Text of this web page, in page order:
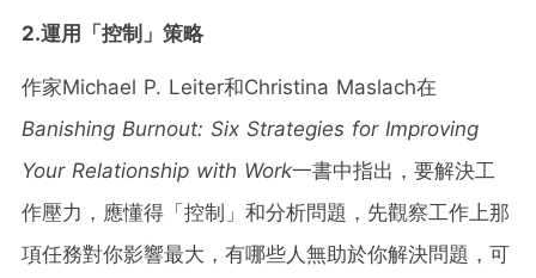
2.運用「控制」策略
作家Michael P. Leiter和Christina Maslach在
Banishing Burnout: Six Strategies for Improving
Your Relationship with Work一書中指出，要解決工
作壓力，應懂得「控制」和分析問題，先觀察工作上那
項任務對你影響最大，有哪些人無助於你解決問題，可